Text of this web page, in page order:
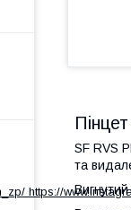
SF RVS
та
Вигнутий
https://